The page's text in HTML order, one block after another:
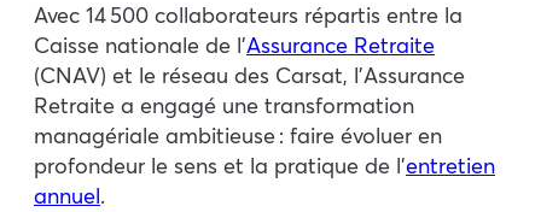
Avec 14 500 collaborateurs répartis entre la
Caisse nationale de l’Assurance Retraite
(CNAV) et le réseau des Carsat, l’Assurance
Retraite a engagé une transformation
managériale ambitieuse : faire évoluer en
profondeur le sens et la pratique de l’entretien
annuel.